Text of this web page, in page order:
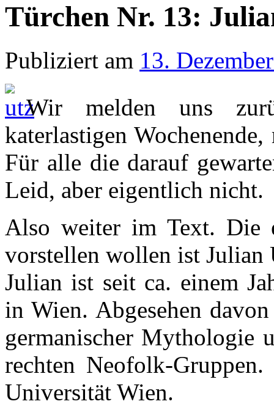
Türchen Nr. 13:
Publiziert am 13.
Wir melden uns
katerlastigen
Für alle die darauf
Leid, aber eigentlich nicht.
Also weiter im Text. Die
vorstellen wollen ist Julian
Julian ist seit ca. einem
in Wien. Abgesehen
germanischer Mythologie
rechten Neofolk-
Universität Wien.